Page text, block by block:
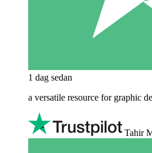
1 dag sedan
a versatile resource for graphic
Tahir